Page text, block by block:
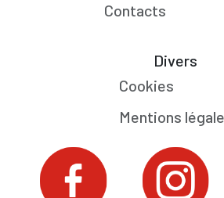
Contacts
Divers
Cookies
Mentions